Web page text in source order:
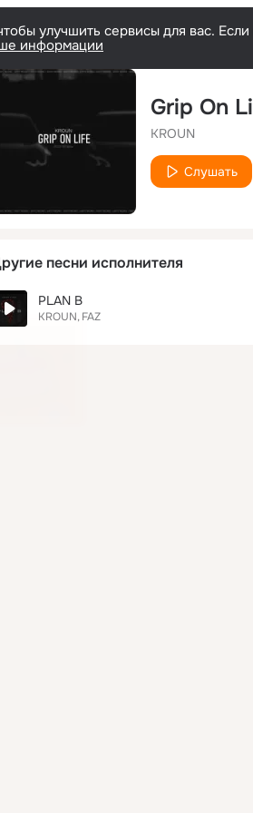
улучшить сервисы для вас.
информации
Grip On
KROUN
Слушать
песни исполнителя
PLAN B
KROUN FAZ